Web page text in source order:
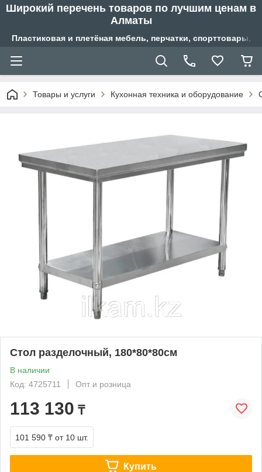
Широкий перечень товаров по лучшим ценам в
Алматы
Пластиковая и плетёная мебель, перчатки,
Товары и услуги Кухонная техника и оборудование
Стол разделочный, 180*80*80см
В наличии
Код: 4725711
Опт и розница
113 130 ₸
101 590 ₸ от 10 шт.
Купить